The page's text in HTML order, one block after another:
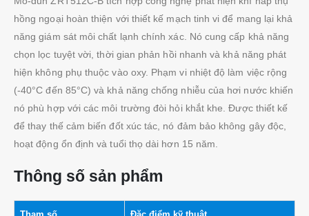
hồng ngoại hoàn thiện với thiết kế mạch tinh vi để mang lại khả
năng giám sát môi chất lạnh chính xác. Nó cung cấp khả năng
chọn lọc tuyệt vời, thời gian phản hồi nhanh và khả năng phát
hiện không phụ thuộc vào oxy. Phạm vi nhiệt độ làm việc rộng
(-40°C đến 85°C) và khả năng chống nhiễu của hơi nước khiến
nó phù hợp với các môi trường đòi hỏi khắt khe. Được thiết kế
để thay thế cảm biến đốt xúc tác, nó đảm bảo không gây độc,
hoạt động ổn định và tuổi thọ dài hơn 15 năm.
Thông số sản phẩm